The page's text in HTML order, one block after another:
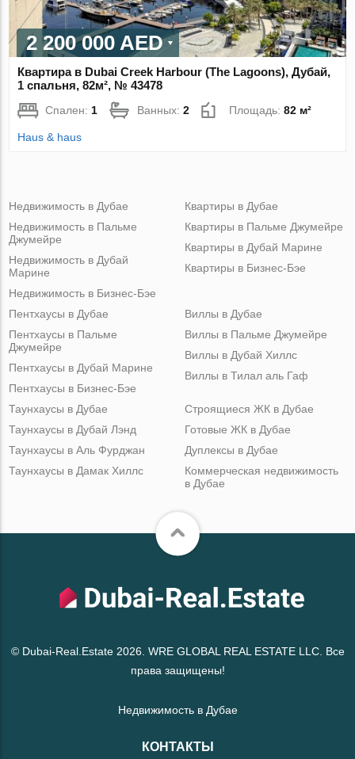
2 200 000 AED
Квартира в Dubai Creek Harbour (The Lagoons), Дубай,
1 спальня, 82м², № 43478
Спален: 1 Ванных:2 Площадь:82 м²
Haus & haus
Недвижимость в Дубае
Недвижимость в Пальме
Джумейре
Недвижимость в Дубай
Марине
Недвижимость в Бизнес-Бэе
Квартиры в Дубае
Квартиры в Пальме Джумейре
Квартиры в Дубай Марине
Квартиры в Бизнес-Бэе
Пентхаусы в Дубае
Пентхаусы в Пальме
Джумейре
Пентхаусы в Дубай Марине
Пентхаусы в Бизнес-Бэе
Виллы в Дубае
Виллы в Пальме Джумейре
Виллы в Дубай Хиллс
Виллы в Тилал аль Гаф
Таунхаусы в Дубае
Таунхаусы в Дубай Лэнд
Таунхаусы в Аль Фурджан
Таунхаусы в Дамак Хиллс
Строящиеся ЖК в Дубае
Готовые ЖК в Дубае
Дуплексы в Дубае
Коммерческая недвижимость
в Дубае
© Dubai-Real.Estate 2026. WRE GLOBAL REAL ESTATE LLC. Все
права защищены!
Недвижимость в Дубае
КОНТАКТЫ